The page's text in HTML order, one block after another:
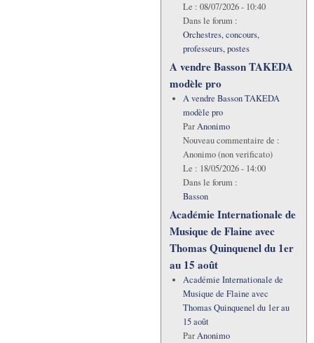
Le : 08/07/2026 - 10:40
Dans le forum :
Orchestres, concours,
professeurs, postes
A vendre Basson TAKEDA
modèle pro
A vendre Basson TAKEDA
modèle pro
ParAnonimo
Nouveau commentaire de :
Anonimo (non verificato)
Le : 18/05/2026 - 14:00
Dans le forum :
Basson
Académie Internationale de
Musique de Flaine avec
Thomas Quinquenel du 1er
au 15 août
Académie Internationale de
Musique de Flaine avec
Thomas Quinquenel du 1er au
15 août
ParAnonimo